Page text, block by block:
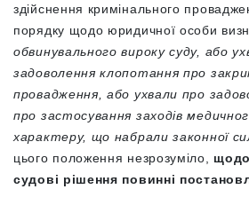
здійснення кримінального
порядку щодо юридичної особи
обвинувального вироку суду, або
задоволення клопотання про
провадження, або ухвали про
про застосування заходів
характеру, що набрали законної
цього положення незрозуміло, щодо
судові рішення повинні